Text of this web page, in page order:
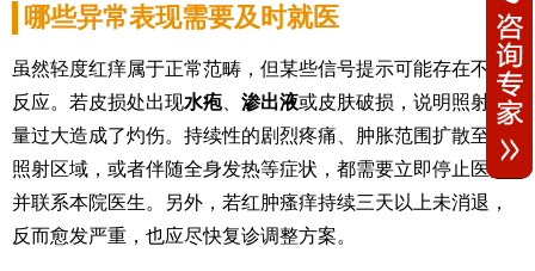
哪些异常表现需要及时就医
虽然轻度红痒属于正常范畴，但某些信号提示可能存在不良
反应。若皮损处出现水疱 渗出液或皮肤破损，说明照射剂
量过大造成了灼伤。持续性的剧烈疼痛、肿胀范围扩散至非
照射区域，或者伴随全身发热等症状，都需要立即停止医治
并联系本院医生。另外，若红肿瘙痒持续三天以上未消退，
反而愈发严重，也应尽快复诊调整方案。